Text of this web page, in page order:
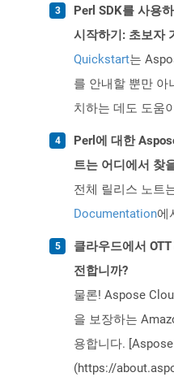
Perl SDK를 사용
시작하기: 초보자
Quickstart는
를 안내할 뿐만 아
치하는 데도 도움
Perl에 대한
트는 어디에서 찾
전체 릴리스 노트
Documentation에
클라우드에서
전합니까?
물론! Aspose
을 보장하는
용합니다.
(https://